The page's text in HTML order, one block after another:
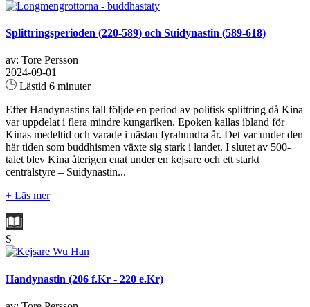
Splittringsperioden (220-589) och Suidynastin (589-618)
av: Tore Persson
2024-09-01
Lästid 6 minuter
Efter Handynastins fall följde en period av politisk splittring då Kina
var uppdelat i flera mindre kungariken. Epoken kallas ibland för
Kinas medeltid och varade i nästan fyrahundra år. Det var under den
här tiden som buddhismen växte sig stark i landet. I slutet av 500-
talet blev Kina återigen enat under en kejsare och ett starkt
centralstyre – Suidynastin...
+ Läs mer
S
Handynastin (206 f.Kr - 220 e.Kr)